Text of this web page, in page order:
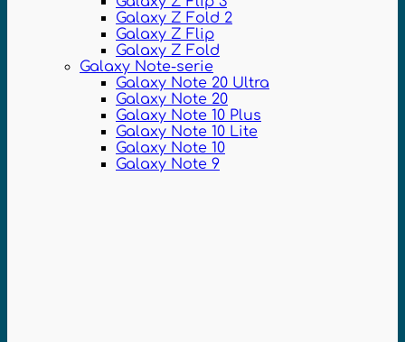
Galaxy Z Fold 2
Galaxy Z Flip
Galaxy Z Fold
Galaxy Note-serie
Galaxy Note 20 Ultra
Galaxy Note 20
Galaxy Note 10 Plus
Galaxy Note 10 Lite
Galaxy Note 10
Galaxy Note 9